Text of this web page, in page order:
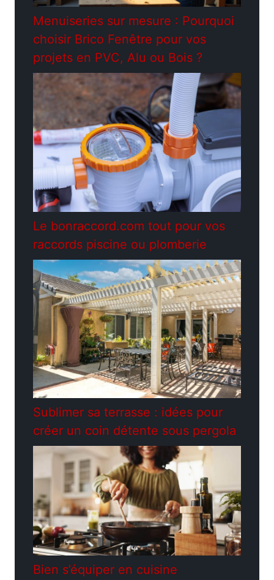
Menuiseries sur mesure : Pourquoi
choisir Brico Fenêtre pour vos
projets en PVC, Alu ou Bois ?
Le bonraccord.com tout pour vos
raccords piscine ou plomberie
Sublimer sa terrasse : idées pour
créer un coin détente sous pergola
Bien s’équiper en cuisine